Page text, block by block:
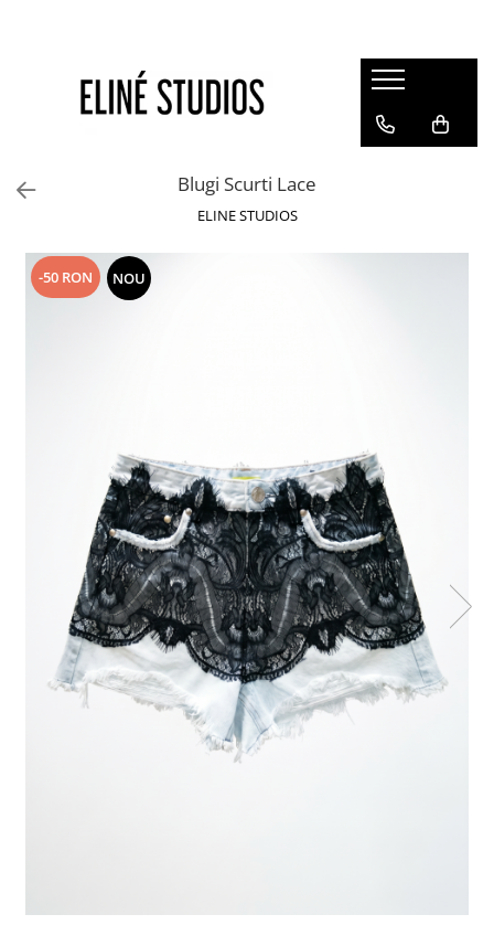
Best Sellers
Rochii
Pantaloni
Fuste
Costume Baie
Lichidare de stoc
Blugi Scurti Lace
ELINE STUDIOS
-50 RON NOU